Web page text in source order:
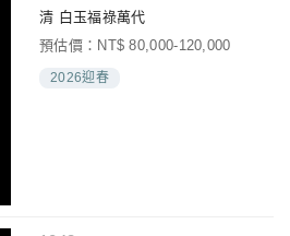
清 白玉福祿萬代
預估價：NT$ 80,000-120,000
2026迎春